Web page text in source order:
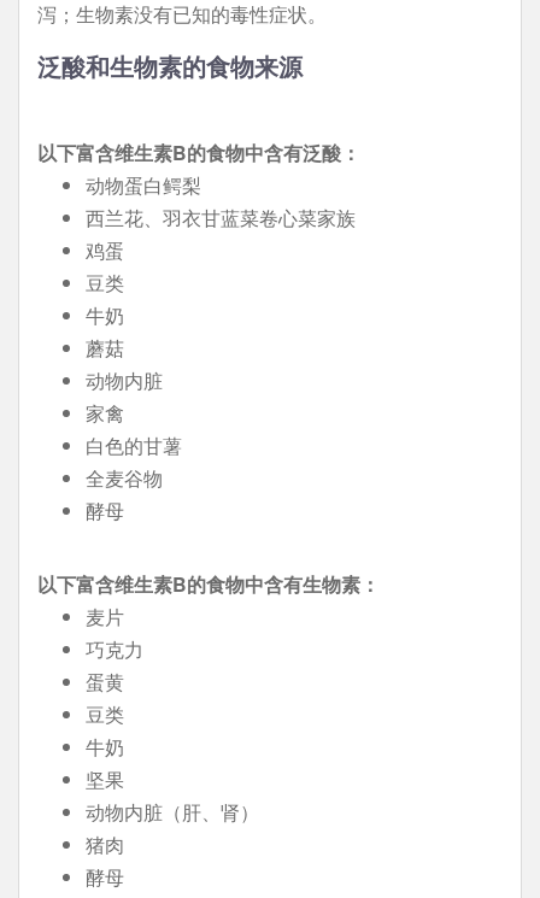
泻；生物素没有已知的毒性症状。
泛酸和生物素的食物来源
以下富含维生素B的食物中含有泛酸：
动物蛋白鳄梨
西兰花、羽衣甘蓝菜卷心菜家族
鸡蛋
豆类
牛奶
蘑菇
动物内脏
家禽
白色的甘薯
全麦谷物
酵母
以下富含维生素B的食物中含有生物素：
麦片
巧克力
蛋黄
豆类
牛奶
坚果
动物内脏（肝、肾）
猪肉
酵母